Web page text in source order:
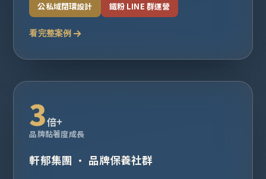
公私域閉環設計 鐵粉 LINE 群運營
看完整案例
3倍+
品牌黏著度成長
軒郁集團 · 品牌保養社群